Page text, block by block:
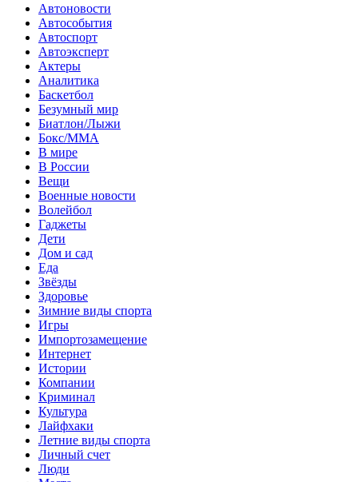
Автоновости
Автособытия
Автоспорт
Автоэксперт
Актеры
Аналитика
Баскетбол
Безумный мир
Биатлон/Лыжи
Бокс/MMA
В мире
В России
Вещи
Военные новости
Волейбол
Гаджеты
Дети
Дом и сад
Еда
Звёзды
Здоровье
Зимние виды спорта
Игры
Импортозамещение
Интернет
Истории
Компании
Криминал
Культура
Лайфхаки
Летние виды спорта
Личный счет
Люди